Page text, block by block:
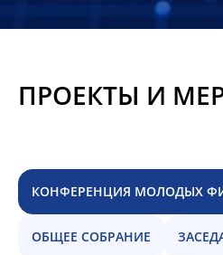
Материалы
опытом
Вступить
ПРОЕКТЫ И
КОНФЕРЕНЦИЯ МОЛОДЫХ
ОБЩЕЕ СОБРАНИЕ